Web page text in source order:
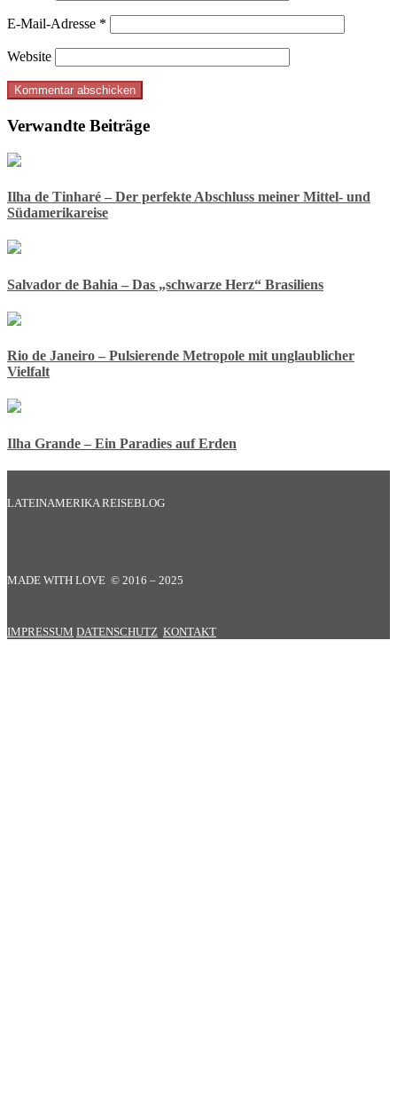
E-Mail-Adresse *
Website
Verwandte Beiträge
Ilha de Tinharé – Der perfekte Abschluss meiner Mittel- und
Südamerikareise
Salvador de Bahia – Das „schwarze Herz“ Brasiliens
Rio de Janeiro – Pulsierende Metropole mit unglaublicher
Vielfalt
Ilha Grande – Ein Paradies auf Erden
LATEINAMERIKA REISEBLOG
MADE WITH LOVE © 2016 – 2025
IMPRESSUM DATENSCHUTZ KONTAKT